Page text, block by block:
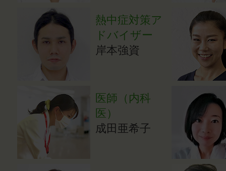
熱中症対策ア
ドバイザー
岸本強資
医師（内科
医）
成田亜希子